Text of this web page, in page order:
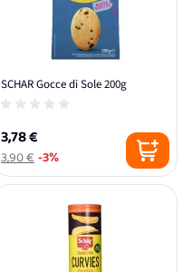
SCHAR Gocce di Sole 200g
3,78 €
3,90 €-3%